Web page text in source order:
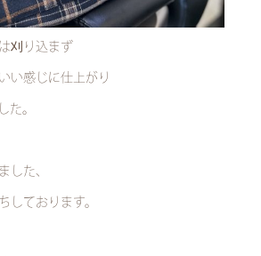
刈り込まず
い感じに仕上がり
た。
した、
しております。